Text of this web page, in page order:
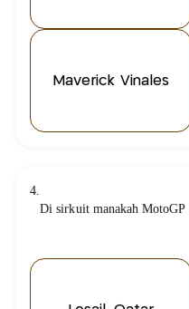
Maverick Viñales
4.
Di sirkuit manakah MotoGP